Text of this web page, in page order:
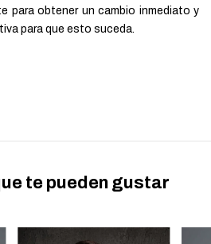
para obtener un cambio inmediato y
para que esto suceda.
te pueden gustar